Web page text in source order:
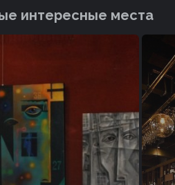
интересные места